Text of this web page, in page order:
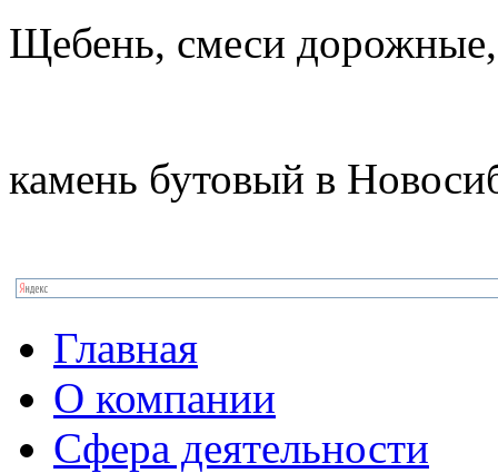
Щебень, смеси дорожные,
камень бутовый в
Главная
О компании
Сфера деятельности